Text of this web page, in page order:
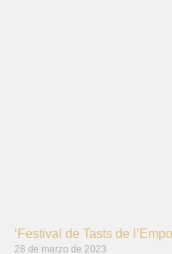
‘Festival de Tasts de
28 de marzo de 2023